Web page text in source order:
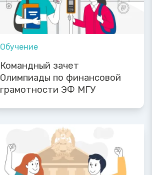
Обучение
Командный зачет
Олимпиады по финансовой
грамотности ЭФ МГУ